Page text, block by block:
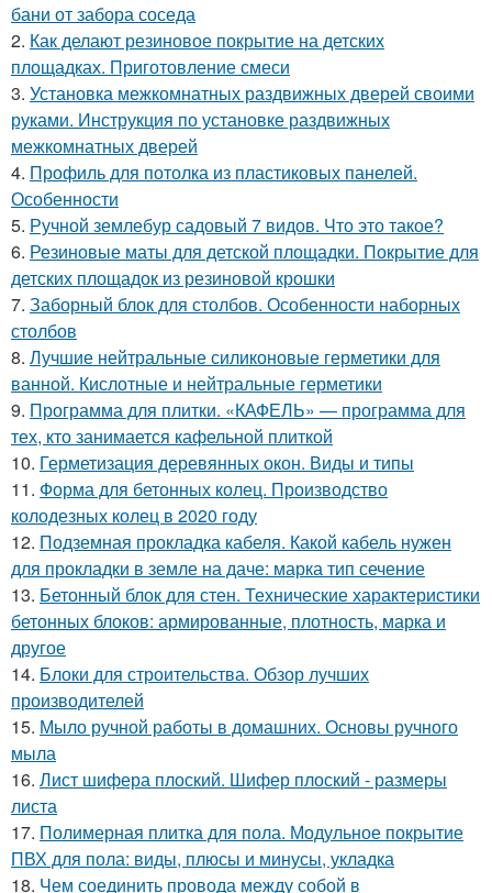
бани от забора соседа
2. Как делают резиновое покрытие на детских
площадках. Приготовление смеси
3. Установка межкомнатных раздвижных дверей своими
руками. Инструкция по установке раздвижных
межкомнатных дверей
4. Профиль для потолка из пластиковых панелей.
Особенности
5. Ручной землебур садовый 7 видов. Что это такое?
6. Резиновые маты для детской площадки. Покрытие для
детских площадок из резиновой крошки
7. Заборный блок для столбов. Особенности наборных
столбов
8. Лучшие нейтральные силиконовые герметики для
ванной. Кислотные и нейтральные герметики
9. Программа для плитки. «КАФЕЛЬ» — программа для
тех, кто занимается кафельной плиткой
10. Герметизация деревянных окон. Виды и типы
11. Форма для бетонных колец. Производство
колодезных колец в 2020 году
12. Подземная прокладка кабеля. Какой кабель нужен
для прокладки в земле на даче: марка тип сечение
13. Бетонный блок для стен. Технические характеристики
бетонных блоков: армированные, плотность, марка и
другое
14. Блоки для строительства. Обзор лучших
производителей
15. Мыло ручной работы в домашних. Основы ручного
мыла
16. Лист шифера плоский. Шифер плоский - размеры
листа
17. Полимерная плитка для пола. Модульное покрытие
ПВХ для пола: виды, плюсы и минусы, укладка
18. Чем соединить провода между собой в